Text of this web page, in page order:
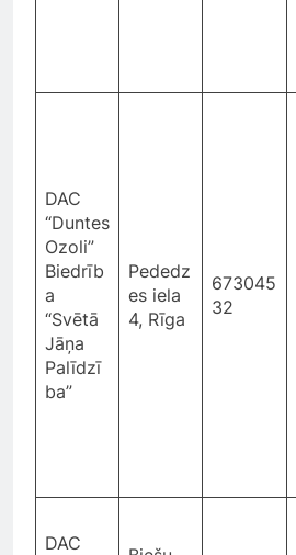
DAC
“Duntes
Ozoli”
Biedrīb
a
“Svētā
Jāņa
Palīdzī
ba”
Pededz
es iela
4, Rīga
673045
32
DAC